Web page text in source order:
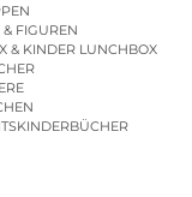
& FIGUREN
& KINDER LUNCHBOX